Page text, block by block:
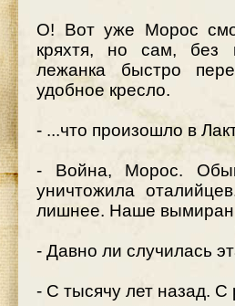
О! Вот уже Морос
кряхтя, но сам, без
лежанка быстро
удобное кресло.
- ...что произошло в
- Война, Морос.
уничтожила
лишнее. Наше
- Давно ли случилась
- С тысячу лет назад. С